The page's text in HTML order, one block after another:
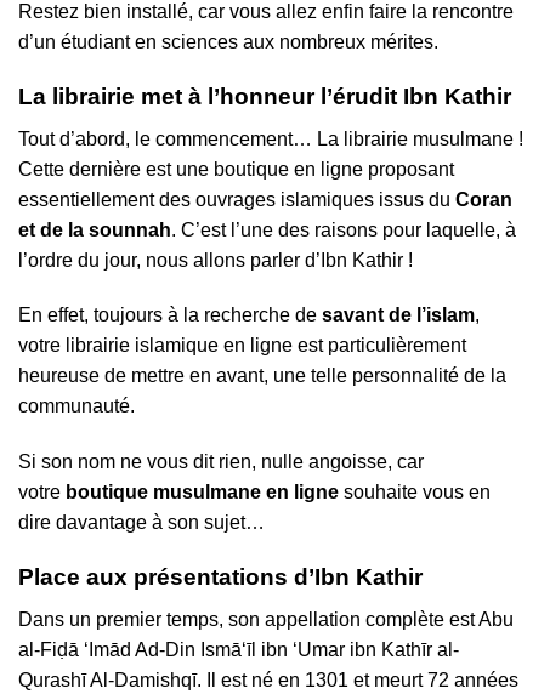
Restez bien installé, car vous allez enfin faire la rencontre
d’un étudiant en sciences aux nombreux mérites.
La librairie met à l’honneur l’érudit Ibn Kathir
Tout d’abord, le commencement… La librairie musulmane !
Cette dernière est une boutique en ligne proposant
essentiellement des ouvrages islamiques issus du Coran
et de la sounnah. C’est l’une des raisons pour laquelle, à
l’ordre du jour, nous allons parler d’Ibn Kathir !
En effet, toujours à la recherche de savant de l’islam,
votre librairie islamique en ligne est particulièrement
heureuse de mettre en avant, une telle personnalité de la
communauté.
Si son nom ne vous dit rien, nulle angoisse, car
votre boutique musulmane en ligne souhaite vous en
dire davantage à son sujet…
Place aux présentations d’Ibn Kathir
Dans un premier temps, son appellation complète est Abu
al-Fiḍā ‘Imād Ad-Din Ismā‘īl ibn ‘Umar ibn Kathīr al-
Qurashī Al-Damishqī. Il est né en 1301 et meurt 72 années